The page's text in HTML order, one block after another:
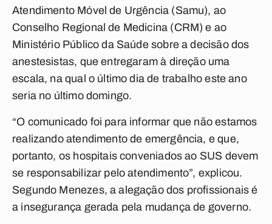
Atendimento Móvel de Urgência (Samu), ao
Conselho Regional de Medicina (CRM) e ao
Ministério Público da Saúde sobre a decisão dos
anestesistas, que entregaram à direção uma
escala, na qual o último dia de trabalho este ano
seria no último domingo.
“O comunicado foi para informar que não estamos
realizando atendimento de emergência, e que,
portanto, os hospitais conveniados ao SUS devem
se responsabilizar pelo atendimento”, explicou.
Segundo Menezes, a alegação dos profissionais é
a insegurança gerada pela mudança de governo.